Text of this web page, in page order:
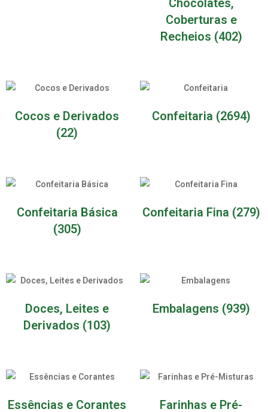
Coberturas e
Recheios (402)
Cocos e Derivados
(22)
Confeitaria (2694)
Confeitaria Básica
(305)
Confeitaria Fina (279)
Doces, Leites e
Derivados (103)
Embalagens (939)
Essências e Corantes Farinhas e Pré-